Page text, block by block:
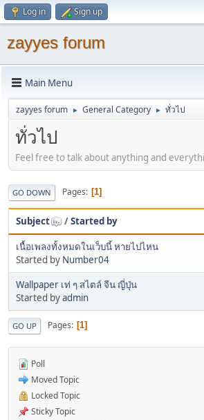
Log in Sign up
zayyes forum
Main Menu
zayyes forum ► General Category ► ทั่วไป
ทั่วไป
Feel free to talk about anything and
GO DOWN Pages 1
Subject /Started by
เนื้อเพลงทั้งหมดในเว็บนี้ หายไปไหน
Started by Number04
Wallpaper เท่ ๆ สไตล์ จีน ญี่ปุ่น
Started byadmin
GO UP Pages 1
Poll
Moved Topic
Locked Topic
Sticky Topic